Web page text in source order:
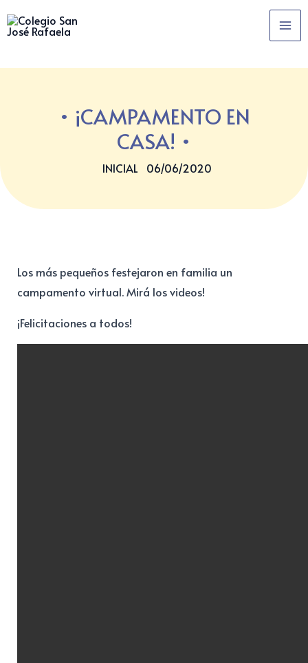
al
¡CAMPAMENTO EN
CASA!
INICIAL 06/06/2020
Los más pequeños festejaron en familia un
campamento virtual. Mirá los videos!
¡Felicitaciones a todos!